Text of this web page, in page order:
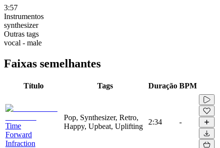
3:57
Instrumentos
synthesizer
Outras tags
vocal - male
Faixas semelhantes
Título Tags Duração BPM
Time
Forward
Infraction
Pop, Synthesizer, Retro,
Happy, Upbeat, Uplifting
2:34 -